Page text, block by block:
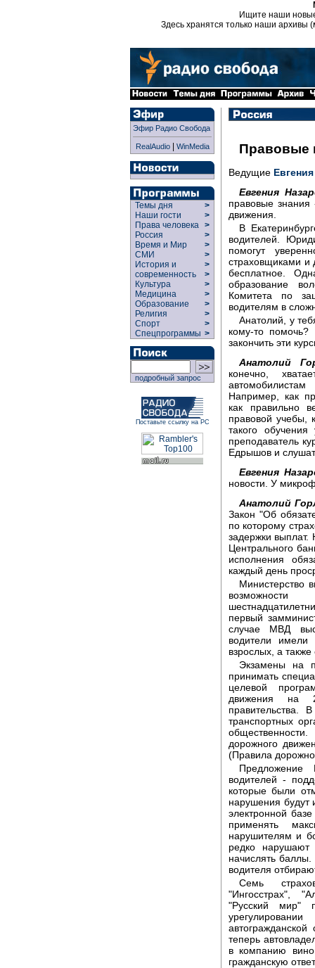
Ищите наши
Здесь хранятся только наши архивы
Эфир Радио Свобода
RealAudio| WinMedia
Темы дня
>
Наши гости
>
Права человека >
Россия
>
Время и Мир
>
СМИ
>
История и
современность
>
>
Культура
>
Медицина
>
Образование
>
Религия
>
Спорт
>
Спецпрограммы >
подробный запрос
Поставьте ссылку на РС
Правовые
Ведущие
Евгения
правовые
движения.
В
водителей.
помогут
страховщиками и
бесплатное.
образование
Комитета по
водителям в
Анатолий, у
кому-то
закончить эти
Анатолий
конечно,
Например, как
как правильно
правовой учебы,
такого
преподаватель
Едрышов и
Евгения
новости. У
Анатолий
Закон "Об
по которому
задержки выплат.
Центрального
исполнения
каждый день
Министерство
первый
случае МВД
водители имели
взрослых, а
Экзамены на
принимать
целевой
движения на
правительства.
транспортных
дорожного
(Правила
водителей -
которые были
нарушения будут
электронной
применять
нарушителям и
редко
начислять
водителя
Семь
"Ингосстрах",
"Русский мир"
теперь
в компанию
гражданскую